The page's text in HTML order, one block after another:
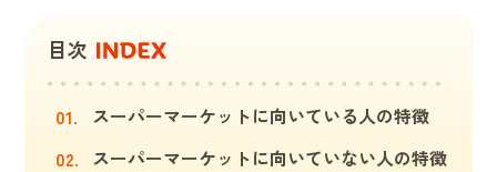
目次
スーパーマーケットに向いている人の特徴
スーパーマーケットに向いていない人の特徴